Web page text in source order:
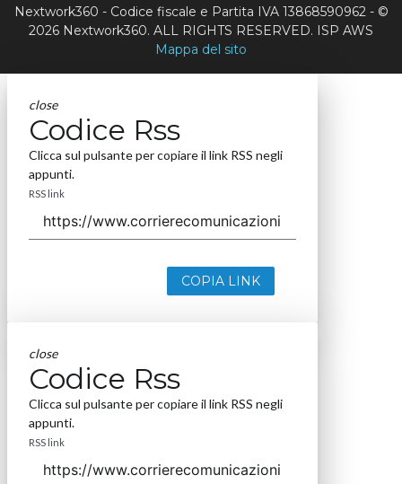
Nextwork360 - Codice fiscale e Partita IVA 13868590962 - ©
2026 Nextwork360. ALL RIGHTS RESERVED. ISP AWS
Mappa del sito
close
Codice Rss
Clicca sul pulsante per copiare il link RSS negli
appunti.
RSS link
COPIA LINK
close
Codice Rss
Clicca sul pulsante per copiare il link RSS negli
appunti.
RSS link